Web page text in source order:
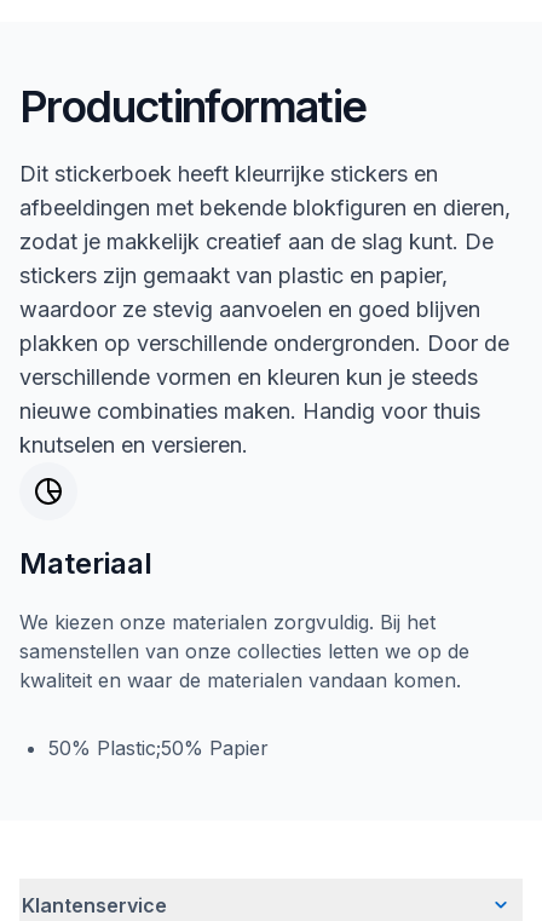
Productinformatie
Dit stickerboek heeft kleurrijke stickers en
afbeeldingen met bekende blokfiguren en dieren,
zodat je makkelijk creatief aan de slag kunt. De
stickers zijn gemaakt van plastic en papier,
waardoor ze stevig aanvoelen en goed blijven
plakken op verschillende ondergronden. Door de
verschillende vormen en kleuren kun je steeds
nieuwe combinaties maken. Handig voor thuis
knutselen en versieren.
Materiaal
We kiezen onze materialen zorgvuldig. Bij het
samenstellen van onze collecties letten we op de
kwaliteit en waar de materialen vandaan komen.
50% Plastic;50% Papier
Klantenservice